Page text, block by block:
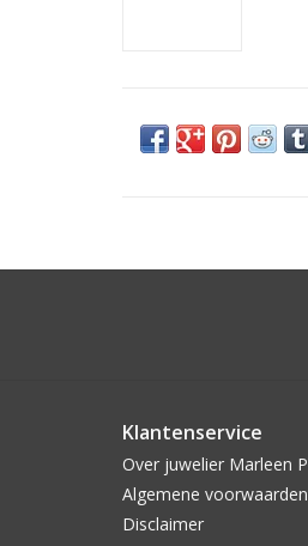
Klantenservice
Over juwelier Marleen
Algemene
Disclaimer